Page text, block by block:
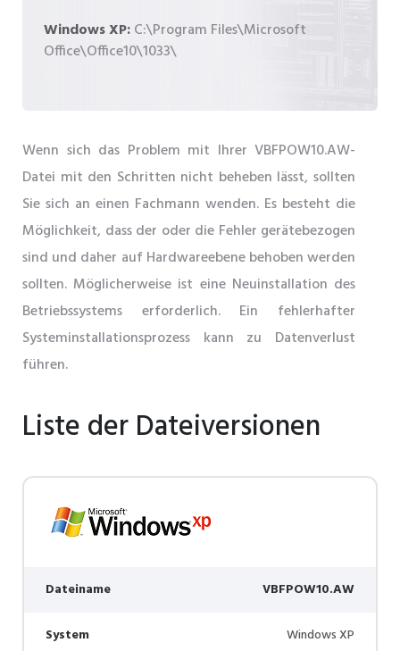
Windows XP:C:\Program Files\Microsoft
Office\Office10\1033\
Wenn sich das Problem mit Ihrer VBFPOW10.AW-
Datei mit den Schritten nicht beheben lässt, sollten
Sie sich an einen Fachmann wenden. Es besteht die
Möglichkeit, dass der oder die Fehler gerätebezogen
sind und daher auf Hardwareebene behoben werden
sollten. Möglicherweise ist eine Neuinstallation des
Betriebssystems erforderlich. Ein fehlerhafter
Systeminstallationsprozess kann zu Datenverlust
führen.
Liste der Dateiversionen
Dateiname VBFPOW10.AW
System Windows XP